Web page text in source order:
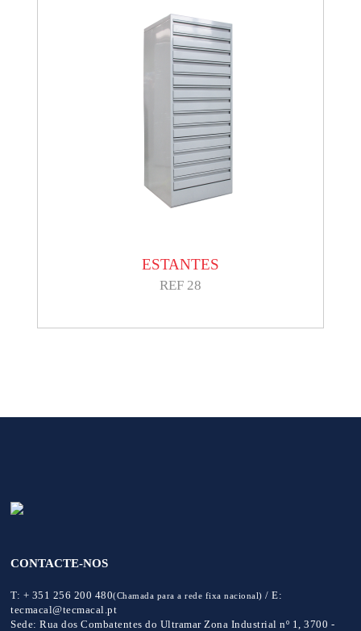
ESTANTES
REF 28
CONTACTE-NOS
T: + 351 256 200 480(Chamada para a rede fixa nacional) /E:
tecmacal@tecmacal.pt
Sede: Rua dos Combatentes do Ultramar Zona Industrial nº 1, 3700 -